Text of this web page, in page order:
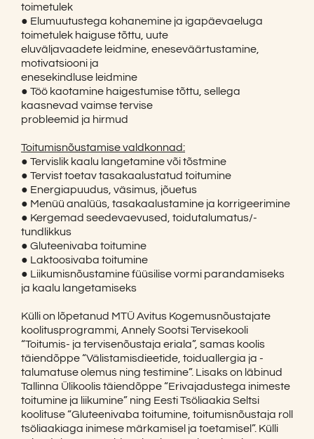
toimetulek
● Elumuutustega kohanemine ja igapäevaeluga
toimetulek haiguse tõttu, uute
eluväljavaadete leidmine, eneseväärtustamine,
motivatsiooni ja
enesekindluse leidmine
● Töö kaotamine haigestumise tõttu, sellega
kaasnevad vaimse tervise
probleemid ja hirmud
Toitumisnõustamise valdkonnad:
● Tervislik kaalu langetamine või tõstmine
● Tervist toetav tasakaalustatud toitumine
● Energiapuudus, väsimus, jõuetus
● Menüü analüüs, tasakaalustamine ja korrigeerimine
● Kergemad seedevaevused, toidutalumatus/-
tundlikkus
● Gluteenivaba toitumine
● Laktoosivaba toitumine
● Liikumisnõustamine füüsilise vormi parandamiseks
ja kaalu langetamiseks
Külli on lõpetanud MTÜ Avitus Kogemusnõustajate
koolitusprogrammi, Annely Sootsi Tervisekooli
“Toitumis- ja tervisenõustaja eriala”, samas koolis
täiendõppe “Välistamisdieetide, toiduallergia ja -
talumatuse olemus ning testimine”. Lisaks on läbinud
Tallinna Ülikoolis täiendõppe “Erivajadustega inimeste
toitumine ja liikumine” ning Eesti Tsöliaakia Seltsi
koolituse “Gluteenivaba toitumine, toitumisnõustaja roll
tsöliaakiaga inimese märkamisel ja toetamisel”. Külli